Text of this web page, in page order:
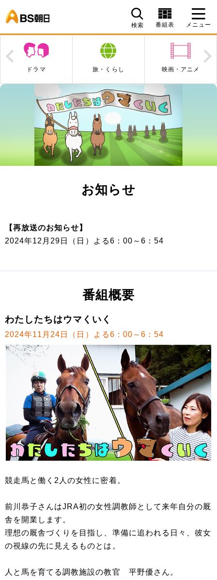
検索 番組表 メニュー
ドラマ 旅・くらし 映画・アニメ
Prev
お知らせ
【再放送のお知らせ】
2024年12月29日（日）よる6：00～6：54
番組概要
わたしたちはウマくいく
2024年11月24日（日）よる6：00～6：54
競走馬と働く2人の女性に密着。
前川恭子さんはJRA初の女性調教師として来年自分の厩
舎を開業します。
理想の厩舎づくりを目指し、準備に追われる日々、彼女
の視線の先に見えるものとは。
人と馬を育てる調教施設の教官 平野優さん。